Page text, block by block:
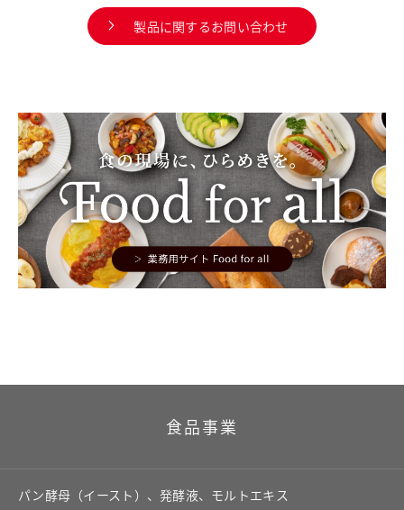
製品に関するお問い合わせ
食品事業
パン酵母（イースト）、発酵液、モルトエキス